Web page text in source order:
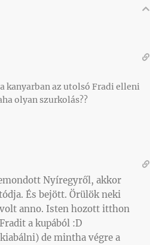
kanyarban az utolsó Fradi elleni
olyan szurkolás??
Nyíregyről, akkor
És bejött. Örülök neki
anno. Isten hozott itthon
a kupából :D
de mintha végre a